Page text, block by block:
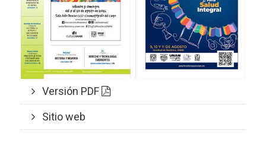
Versión PDF
Sitio web